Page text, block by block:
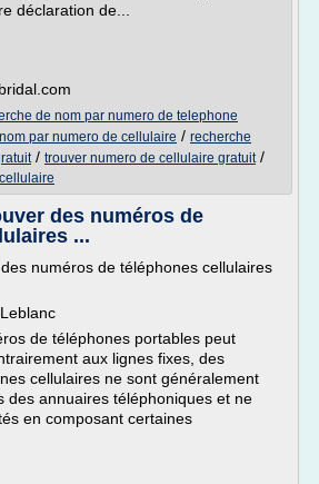
déclaration de...
de nom par numero de telephone
par numero de cellulaire / recherche
/ trouver numero de cellulaire gratuit/
des numéros de
...
numéros de téléphones cellulaires
de téléphones portables peut
aux lignes fixes, des
cellulaires ne sont généralement
des annuaires téléphoniques et ne
en composant certaines